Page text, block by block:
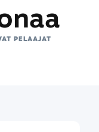
PELAAJAT